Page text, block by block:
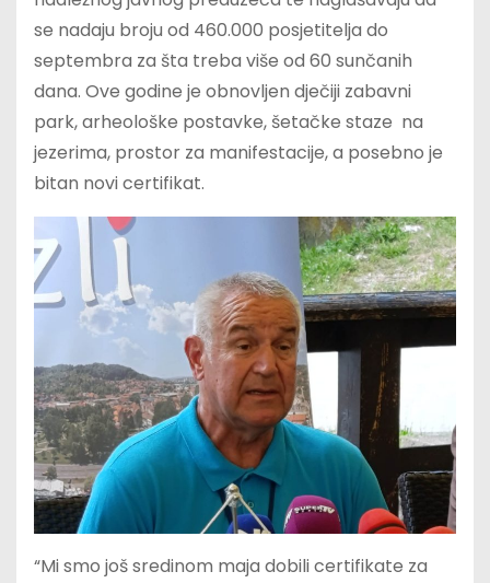
se nadaju broju od 460.000 posjetitelja do
septembra za šta treba više od 60 sunčanih
dana. Ove godine je obnovljen dječiji zabavni
park, arheološke postavke, šetačke staze na
jezerima, prostor za manifestacije, a posebno je
bitan novi certifikat.
“Mi smo još sredinom maja dobili certifikate za